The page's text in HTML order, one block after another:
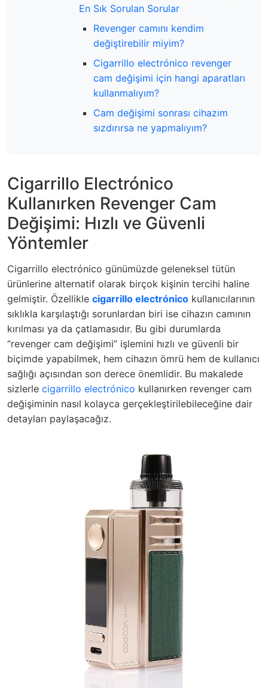
En Sık Sorulan Sorular
Revenger camını kendim
değiştirebilir miyim?
Cigarrillo electrónico revenger
cam değişimi için hangi aparatları
kullanmalıyım?
Cam değişimi sonrası cihazım
sızdırırsa ne yapmalıyım?
Cigarrillo Electrónico
Kullanırken Revenger Cam
Değişimi: Hızlı ve Güvenli
Yöntemler
Cigarrillo electrónico günümüzde geleneksel tütün
ürünlerine alternatif olarak birçok kişinin tercihi haline
gelmiştir. Özellikle cigarrillo electrónico kullanıcılarının
sıklıkla karşılaştığı sorunlardan biri ise cihazın camının
kırılması ya da çatlamasıdır. Bu gibi durumlarda
“revenger cam değişimi” işlemini hızlı ve güvenli bir
biçimde yapabilmek, hem cihazın ömrü hem de kullanıcı
sağlığı açısından son derece önemlidir. Bu makalede
sizlerle cigarrillo electrónico kullanırken revenger cam
değişiminin nasıl kolayca gerçekleştirilebileceğine dair
detayları paylaşacağız.